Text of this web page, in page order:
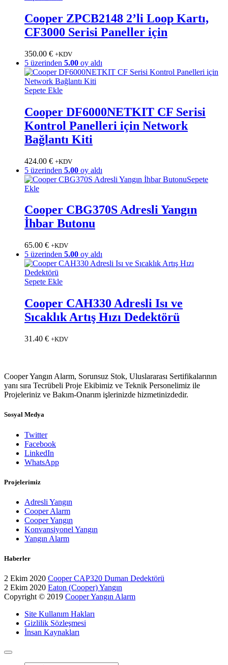
Cooper ZPCB2148 2’li Loop Kartı,
CF3000 Serisi Paneller için
350.00 € +KDV
5 üzerinden 5.00 oy aldı
Sepete Ekle
Cooper DF6000NETKIT CF Serisi
Kontrol Panelleri için Network
Bağlantı Kiti
424.00 € +KDV
5 üzerinden 5.00 oy aldı
Sepete
Ekle
Cooper CBG370S Adresli Yangın
İhbar Butonu
65.00 € +KDV
5 üzerinden 5.00 oy aldı
Sepete Ekle
Cooper CAH330 Adresli Isı ve
Sıcaklık Artış Hızı Dedektörü
31.40 € +KDV
Cooper Yangın Alarm, Sorunsuz Stok, Uluslararası Sertifikalarının
yanı sıra Tecrübeli Proje Ekibimiz ve Teknik Personelimiz ile
Projeleriniz ve Bakım-Onarım işlerinizde hizmetinizdedir.
Sosyal Medya
Twitter
Facebook
LinkedIn
WhatsApp
Projelerimiz
Adresli Yangın
Cooper Alarm
Cooper Yangın
Konvansiyonel Yangın
Yangın Alarm
Haberler
2 Ekim 2020 Cooper CAP320 Duman Dedektörü
2 Ekim 2020 Eaton (Cooper) Yangın
Copyright © 2019 Cooper Yangın Alarm
Site Kullanım Hakları
Gizlilik Sözleşmesi
İnsan Kaynakları